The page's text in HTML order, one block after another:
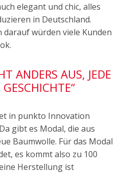
elegant und chic, alles
in Deutschland.
darauf würden viele Kunden
ANDERS AUS, JEDE
in punkto Innovation
gibt es Modal, die aus
Baumwolle. Für das Modal
es kommt also zu 100
Herstellung ist